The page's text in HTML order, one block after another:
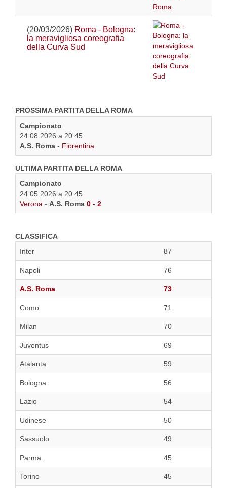
(20/03/2026) Roma - Bologna:
la meravigliosa coreografia
della Curva Sud
PROSSIMA PARTITA DELLA ROMA
Campionato
24.08.2026 a 20:45
A.S. Roma - Fiorentina
ULTIMA PARTITA DELLA ROMA
Campionato
24.05.2026 a 20:45
Verona - A.S. Roma 0 - 2
CLASSIFICA
Inter
87
Napoli 76
A.S. Roma 73
Como 71
Milan 70
Juventus 69
Atalanta 59
Bologna 56
Lazio 54
Udinese 50
Sassuolo 49
Parma 45
Torino 45